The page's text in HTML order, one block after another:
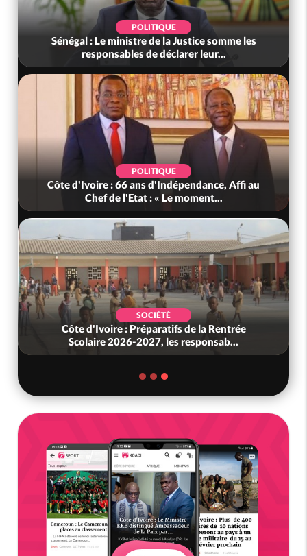
SOCIÉTÉ
Côte d'Ivoire : Kossandji sous le choc, trois
morts après une nuit de viole...
POLITIQUE
Côte d'Ivoire : Indépendance 2026, le discours
très attendu du PR Alassane...
SOCIÉTÉ
Ghana : Affaire Bangoura, son avocat alerte
sur une présumée tentative d'e...